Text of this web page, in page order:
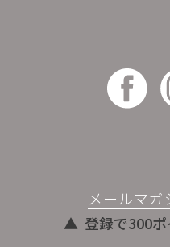
メールマガ
登録で300